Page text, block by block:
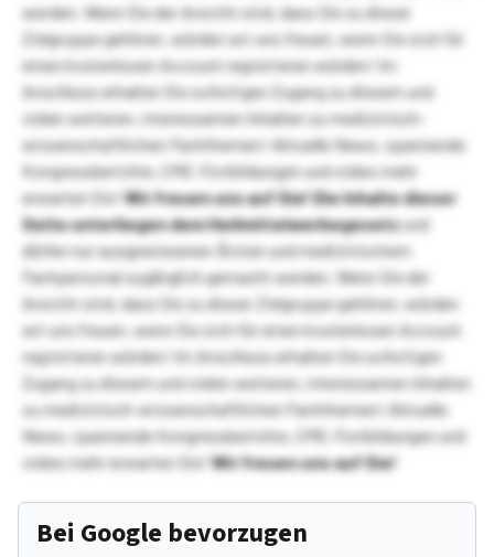
werden. Wenn Sie der Ansicht sind, dass Sie zu dieser
Zielgruppe gehören, würden wir uns freuen, wenn Sie sich für
einen kostenlosen Account registrieren würden! Im
Anschluss erhalten Sie sofortigen Zugang zu diesem und
vielen weiteren, interessanten Inhalten zu medizinisch-
wissenschaftlichen Fachthemen! Aktuelle News, spannende
Kongressberichte, CME-Fortbildungen und vieles mehr
erwarten Sie!Wir freuen uns auf Sie!Die Inhalte dieser
Seite unterliegen dem Heilmittelwerbegesetzund
dürfen nur ausgewiesenen Ärzten und medizinischem
Fachpersonal zugänglich gemacht werden. Wenn Sie der
Ansicht sind, dass Sie zu dieser Zielgruppe gehören, würden
wir uns freuen, wenn Sie sich für einen kostenlosen Account
registrieren würden! Im Anschluss erhalten Sie sofortigen
Zugang zu diesem und vielen weiteren, interessanten Inhalten
zu medizinisch-wissenschaftlichen Fachthemen! Aktuelle
News, spannende Kongressberichte, CME-Fortbildungen und
vieles mehr erwarten Sie!Wir freuen uns auf Sie!
Bei Google bevorzugen